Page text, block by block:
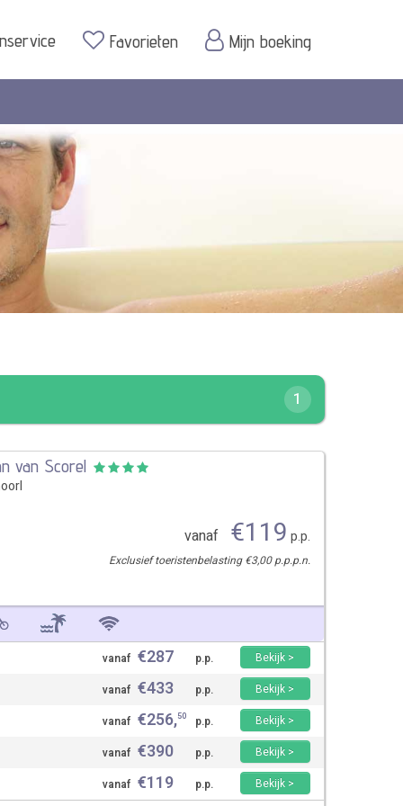
Favorieten Mijn boeking
1
van Scorel
vanaf €119 p.p.
Exclusief toeristenbelasting €3,00 p.p.p.n.
vanaf €287 p.p.
Bekijk >
vanaf €433 p.p.
Bekijk >
vanaf €256,50 p.p.
Bekijk >
vanaf €390 p.p.
Bekijk >
vanaf €119 p.p. Bekijk >